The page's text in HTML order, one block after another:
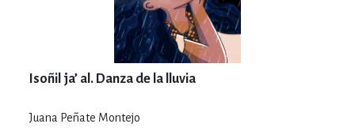
Isoñil ja’ al. Danza de la lluvia
Juana Peñate Montejo